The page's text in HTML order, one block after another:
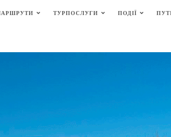
ТУРПОСЛУГИ ПОДІЇ